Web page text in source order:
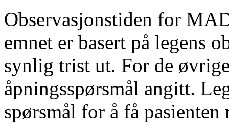
Observasjonstiden for
emnet er basert på legens
synlig trist ut. For de
åpningsspørsmål angitt.
spørsmål for å få